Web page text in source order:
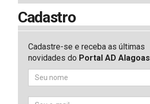
Cadastro
Cadastre-se e receba as últimas
novidades do Portal AD Alagoas